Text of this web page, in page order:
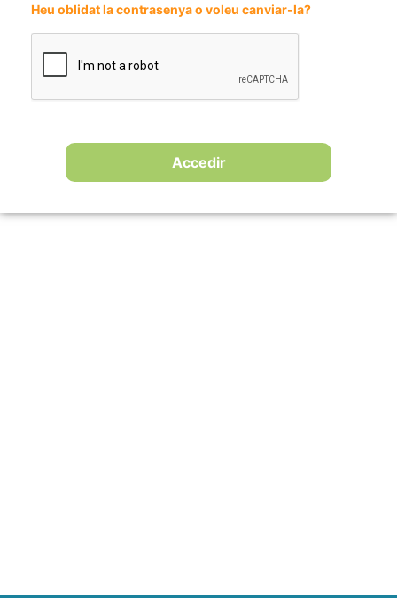
Heu oblidat la contrasenya o voleu canviar-la?